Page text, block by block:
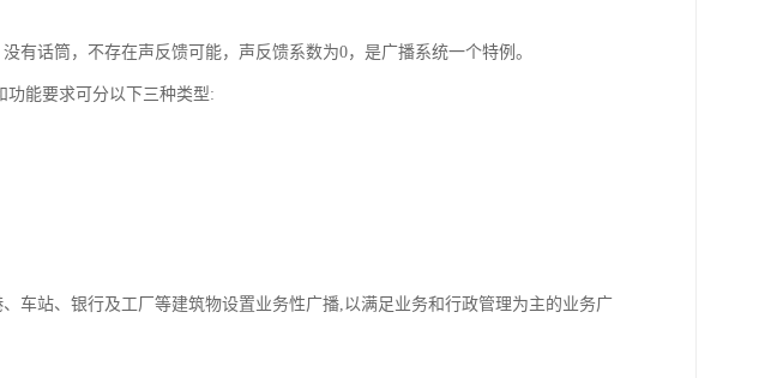
有话筒，不存在声反馈可能，声反馈系数为0，是广播系统一个特例。
功能要求可分以下三种类型:
车站、银行及工厂等建筑物设置业务性广播,以满足业务和行政管理为主的业务广